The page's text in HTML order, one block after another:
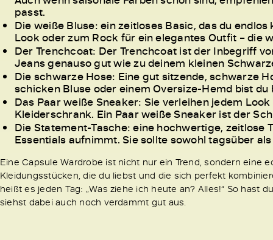
passt.
Die weiße Bluse: ein zeitloses Basic, das du
Look oder zum Rock für ein elegantes Outfit – die
Der Trenchcoat: Der Trenchcoat ist der Inbegriff
Jeans genauso gut wie zu deinem kleinen
Die schwarze Hose: Eine gut sitzende, schwarze
schicken Bluse oder einem Oversize-Hemd bist
Das Paar weiße Sneaker: Sie verleihen jedem
Kleiderschrank. Ein Paar weiße Sneaker ist der
Die Statement-Tasche: eine hochwertige, zeitlose
Essentials aufnimmt. Sie sollte sowohl tagsüber
Eine Capsule Wardrobe ist nicht nur ein Trend, sondern eine
Kleidungsstücken, die du liebst und die sich perfekt
heißt es jeden Tag: „Was ziehe ich heute an? Alles!“ So hast
siehst dabei auch noch verdammt gut aus.